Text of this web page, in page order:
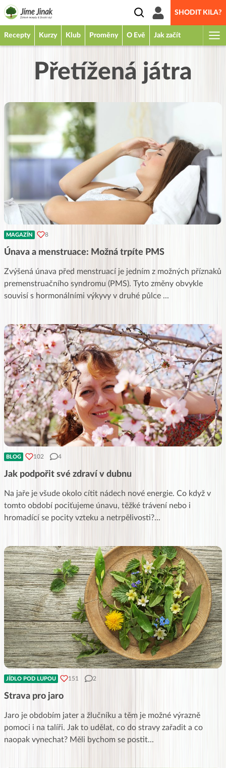
SHODIT KILA?
Recepty Kurzy Klub Proměny O Evě Jak začít
Přetížená játra
MAGAZÍN 8
Únava a menstruace: Možná trpíte PMS
Zvýšená únava před menstruací je jedním z možných příznaků
premenstruačního syndromu (PMS). Tyto změny obvykle
souvisí s hormonálními výkyvy v druhé půlce ...
BLOG 102 4
Jak podpořit své zdraví v dubnu
Na jaře je všude okolo cítit nádech nové energie. Co když v
tomto období pociťujeme únavu, těžké trávení nebo i
hromadící se pocity vzteku a netrpělivosti?...
JÍDLO POD LUPOU 151 2
Strava pro jaro
Jaro je obdobím jater a žlučníku a těm je možné výrazně
pomoci i na talíři. Jak to udělat, co do stravy zařadit a co
naopak vynechat? Měli bychom se postit...